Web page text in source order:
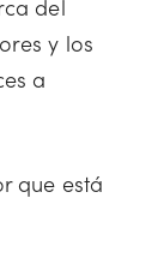
del
y los
a
que está